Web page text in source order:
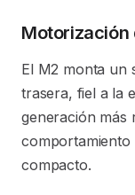
Motorización
El M2 monta un
trasera, fiel a la
generación más
comportamiento
compacto.